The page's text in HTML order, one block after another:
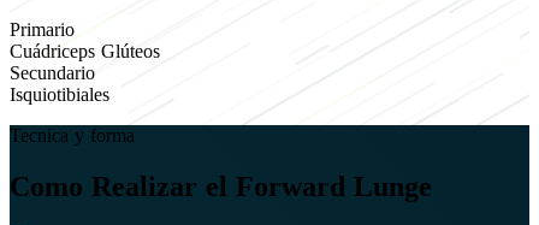
Primario
Cuádriceps Glúteos
Secundario
Isquiotibiales
Tecnica y forma
Como Realizar el Forward Lunge